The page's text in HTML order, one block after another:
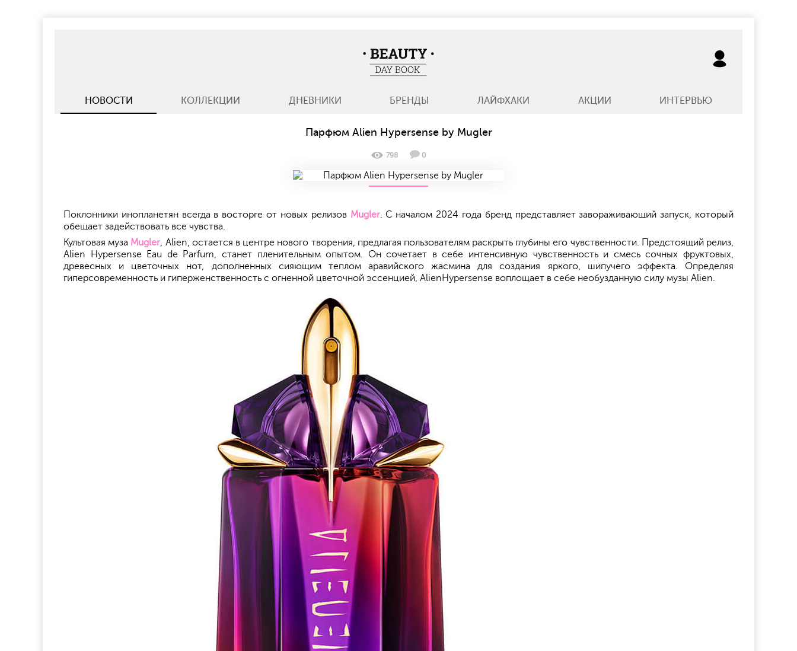
НОВОСТИ КОЛЛЕКЦИИ ДНЕВНИКИ БРЕНДЫ ЛАЙФХАКИ АКЦИИ ИНТЕРВЬЮ
BeautyDayBook
Парфюм Alien Hypersense by Mugler
798 0
Поклонники инопланетян всегда в восторге от новых релизов Mugler. С началом 2024 года бренд представляет завораживающий запуск, который
обещает задействовать все чувства.
Культовая муза Mugler, Alien, остается в центре нового творения, предлагая пользователям раскрыть глубины его чувственности. Предстоящий релиз,
Alien Hypersense Eau de Parfum, станет пленительным опытом. Он сочетает в себе интенсивную чувственность и смесь сочных фруктовых,
древесных и цветочных нот, дополненных сияющим теплом аравийского жасмина для создания яркого, шипучего эффекта. Определяя
гиперсовременность и гиперженственность с огненной цветочной эссенцией, AlienHypersense воплощает в себе необузданную силу музы Alien.